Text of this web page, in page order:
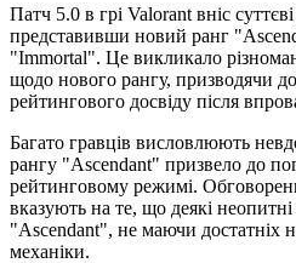
Патч 5.0 в грі Valorant вніс
представивши новий ранг
"Immortal". Це викликало
щодо нового рангу, призводячи
рейтингового досвіду після
Багато гравців висловлюють
рангу "Ascendant" призвело до
рейтинговому режимі.
вказують на те, що деякі
"Ascendant", не маючи достатніх
механіки.